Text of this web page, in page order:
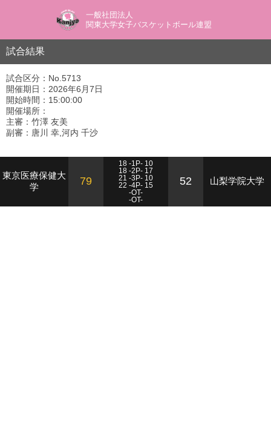
一般社団法人
関東大学女子バスケットボール連盟
試合結果
試合区分：No.5713
開催期日：2026年6月7日
開始時間：15:00:00
開催場所：
主審：竹澤 友美
副審：唐川 幸,河内 千沙
東京医療保健大
学
79
18 -1P- 10
18 -2P- 17
21 -3P- 10
22 -4P- 15
-OT-
-OT-
52 山梨学院大学